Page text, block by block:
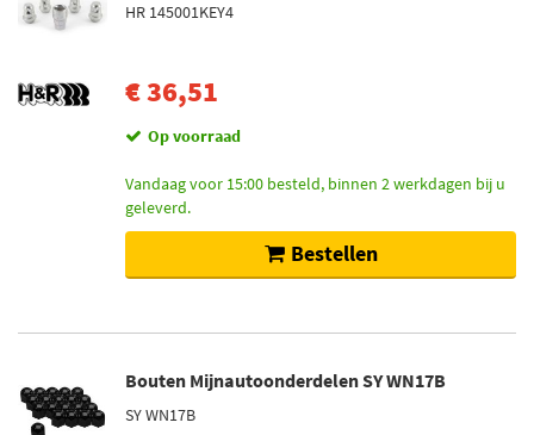
HR 145001KEY4
€ 36,51
Op voorraad
Vandaag voor 15:00 besteld, binnen 2 werkdagen bij u
geleverd.
Bestellen
Bouten Mijnautoonderdelen SY WN17B
SY WN17B